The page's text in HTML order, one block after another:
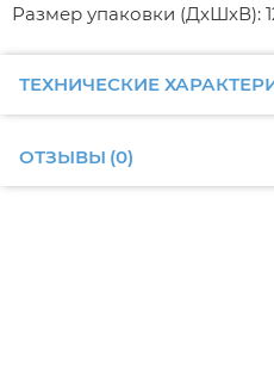
Размер упаковки (ДхШхВ):
ТЕХНИЧЕСКИЕ
ОТЗЫВЫ (0)